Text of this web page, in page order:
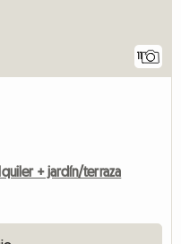
+ jardín/terraza